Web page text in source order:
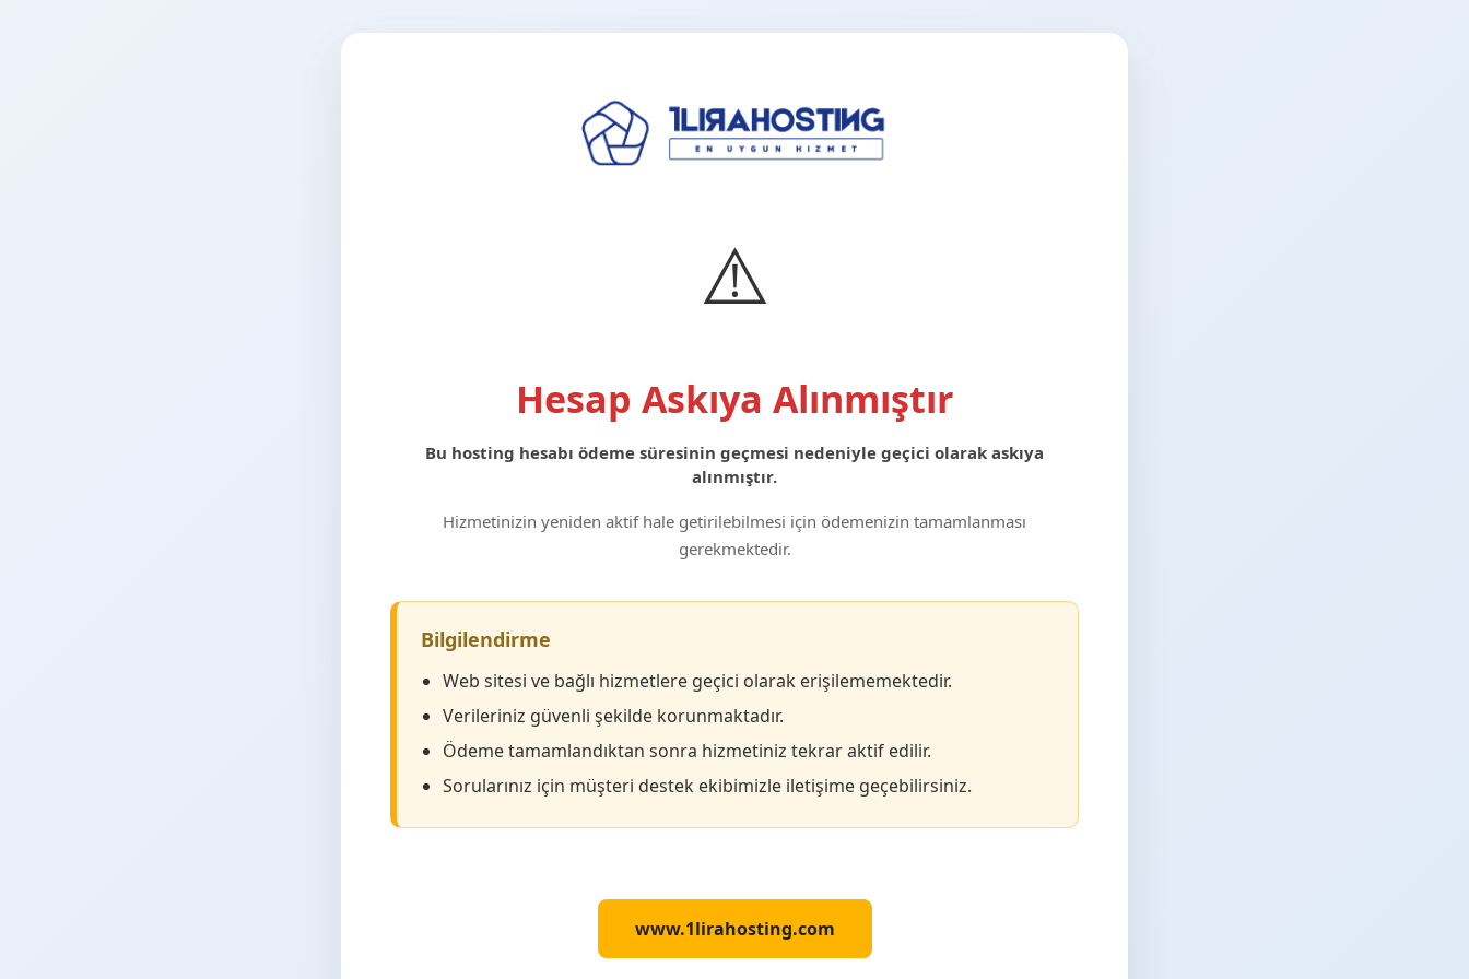
⚠️
Hesap Askıya Alınmıştır
Bu hosting hesabı ödeme süresinin geçmesi nedeniyle geçici olarak askıya
alınmıştır.
Hizmetinizin yeniden aktif hale getirilebilmesi için ödemenizin tamamlanması
gerekmektedir.
Bilgilendirme
Web sitesi ve bağlı hizmetlere geçici olarak erişilememektedir.
Verileriniz güvenli şekilde korunmaktadır.
Ödeme tamamlandıktan sonra hizmetiniz tekrar aktif edilir.
Sorularınız için müşteri destek ekibimizle iletişime geçebilirsiniz.
www.1lirahosting.com